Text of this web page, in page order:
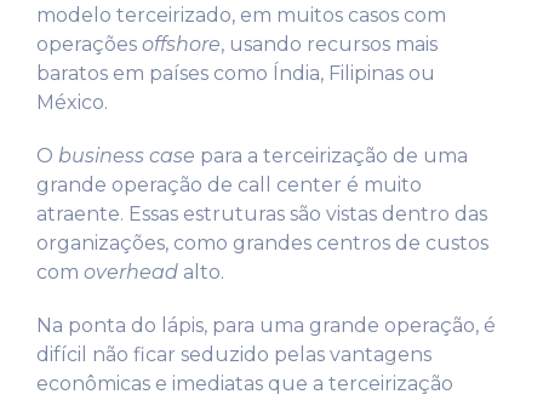
modelo terceirizado, em muitos casos com
operações offshore, usando recursos mais
baratos em países como Índia, Filipinas ou
México.
O business case para a terceirização de uma
grande operação de call center é muito
atraente. Essas estruturas são vistas dentro das
organizações, como grandes centros de custos
com overhead alto.
Na ponta do lápis, para uma grande operação, é
difícil não ficar seduzido pelas vantagens
econômicas e imediatas que a terceirização